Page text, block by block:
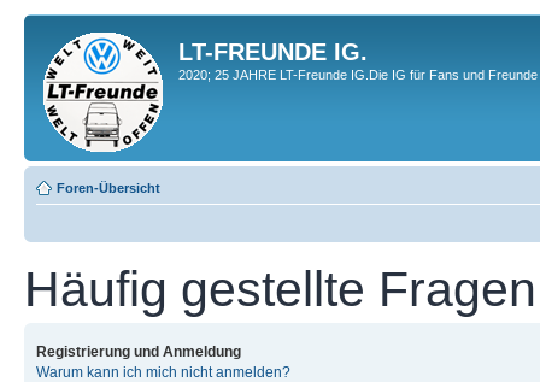
LT-FREUNDE IG.
2020; 25 JAHRE LT-Freunde IG.Die IG für Fans und
Foren-Übersicht
Häufig gestellte Fragen
Registrierung und Anmeldung
Warum kann ich mich nicht anmelden?